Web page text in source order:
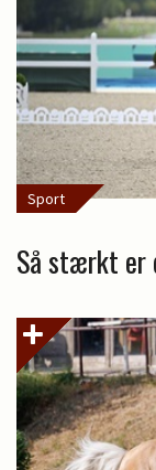
Sport
Så stærkt er